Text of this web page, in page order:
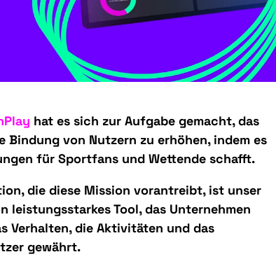
hat es sich zur Aufgabe gemacht, das
Bindung von Nutzern zu erhöhen, indem es
für Sportfans und Wettende schafft.
die diese Mission vorantreibt, ist unser
leistungsstarkes Tool, das Unternehmen
Verhalten, die Aktivitäten und das
gewährt.